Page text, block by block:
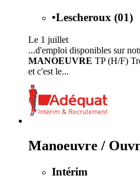
•Lescheroux (01)
Le 1 juillet
...d'emploi disponibles sur
MANOEUVRE TP (H/F)
et c'est le...
Manoeuvre /
Intérim